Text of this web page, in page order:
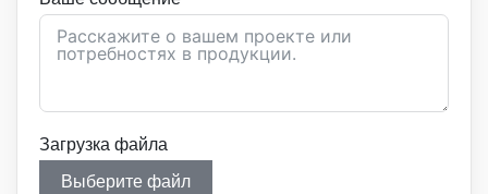
Загрузка файла
Выберите файл